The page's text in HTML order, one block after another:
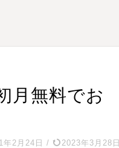
月無料でお
年2月24日 / 2023年3月28日